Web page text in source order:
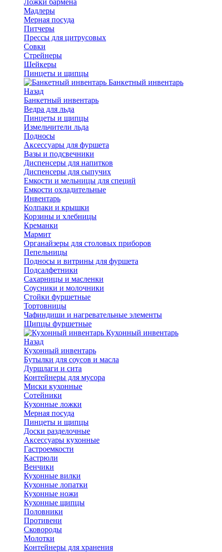
Мадлеры
Мерная посуда
Питчеры
Прессы для цитрусовых
Совки
Стрейнеры
Шейкеры
Пинцеты и щипцы
Банкетный инвентарь
Назад
Банкетный инвентарь
Ведра для льда
Пинцеты и щипцы
Измельчители льда
Подносы
Аксессуары для фуршета
Вазы и подсвечники
Диспенсеры для напитков
Диспенсеры для сыпучих
Емкости и мельницы для специй
Емкости охладительные
Инвентарь
Колпаки и крышки
Корзины и хлебницы
Креманки
Мармит
Органайзеры для столовых приборов
Пепельницы
Подносы и витрины для фуршета
Подсалфетники
Сахарницы и масленки
Соусники и молочники
Стойки фуршетные
Тортовницы
Чафиндиши и нагревательные элементы
Щипцы фуршетные
Кухонный инвентарь
Назад
Кухонный инвентарь
Бутылки для соусов и масла
Дуршлаги и сита
Контейнеры для мусора
Миски кухонные
Сотейники
Кухонные ложки
Мерная посуда
Пинцеты и щипцы
Доски разделочные
Аксессуары кухонные
Гастроемкости
Кастрюли
Венчики
Кухонные вилки
Кухонные лопатки
Кухонные ножи
Кухонные щипцы
Половники
Противени
Сковороды
Молотки
Контейнеры для хранения